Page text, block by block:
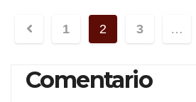
Navegación
entradas
1 2 3 …
Comentario